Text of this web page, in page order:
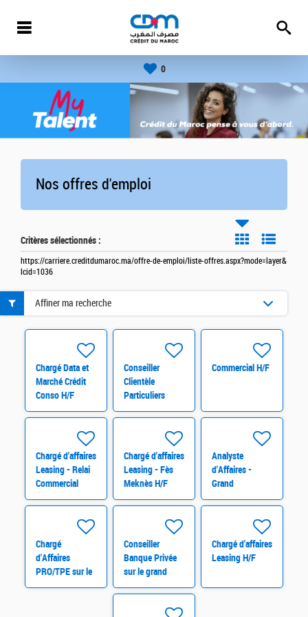
0
Nos offres d'emploi
Critères sélectionnés :
https://carriere.creditdumaroc.ma/offre-de-emploi/liste-offres.aspx?mode=layer&
lcid=1036
Chargé Data et
Marché Crédit
Conso H/F
Conseiller
Clientèle
Particuliers
Polyvalent sur
Commercial H/F
Chargé d'affaires
Leasing - Relai
Commercial
PME H/F
Chargé d'affaires
Leasing - Fès
Meknès H/F
Analyste
d'Affaires -
Grand
Casablanca
Chargé
d'Affaires
PRO/TPE sur le
Grand
Conseiller
Banque Privée
sur le grand
Casablanca H/F
Chargé d'affaires
Leasing H/F
Affiner ma recherche